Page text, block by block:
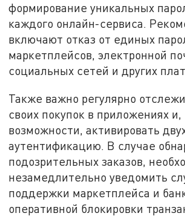
формирование уникальных
каждого онлайн-сервиса.
включают отказ от единых
маркетплейсов, электронной
социальных сетей и других
Также важно регулярно
своих покупок в приложениях и,
возможности, активировать
аутентификацию. В случае
подозрительных заказов,
незамедлительно уведомить
поддержки маркетплейса и
оперативной блокировки